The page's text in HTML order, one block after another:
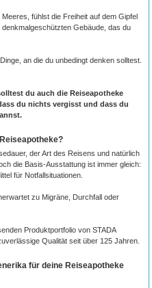
fühlst die Freiheit auf dem Gipfel
Gebäude, das du
an die du unbedingt denken solltest.
du auch die Reiseapotheke
du nichts vergisst und dass du
der Art des Reisens und natürlich
die Basis-Ausstattung ist immer gleich:
für Notfallsituationen.
zu Migräne, Durchfall oder
Produktportfolio von STADA
Qualität seit über 125 Jahren.
für deine Reiseapotheke